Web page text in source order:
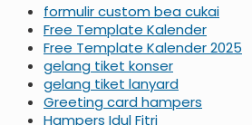
formulir custom bea cukai
Free Template Kalender
Free Template Kalender 2025
gelang tiket konser
gelang tiket lanyard
Greeting card hampers
Hampers Idul Fitri